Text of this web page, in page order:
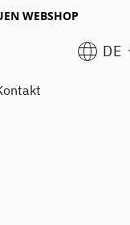
WEBSHOP
DE